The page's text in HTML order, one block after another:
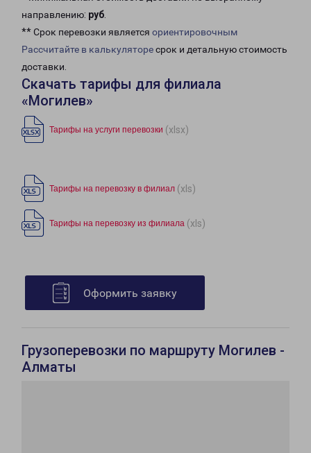
направлению: руб.
** Срок перевозки является ориентировочным
Рассчитайте в калькуляторесрок и детальную стоимость
доставки.
Скачать тарифы для филиала
«Могилев»
Тарифы на услуги перевозки (xlsx)
Тарифы на перевозку в филиал (xls)
Тарифы на перевозку из филиала (xls)
Оформить заявку
Грузоперевозки по маршруту Могилев -
Алматы